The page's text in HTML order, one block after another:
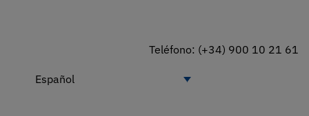
Teléfono: (+34) 900 10 21 61
Español